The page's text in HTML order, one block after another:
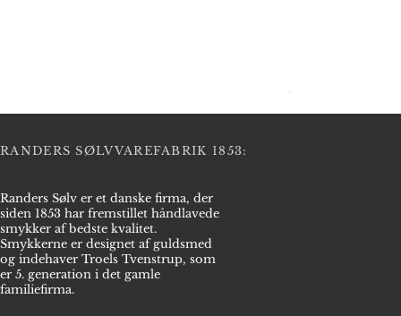
RANDERS SØLVVAREFABRIK 1853:
Randers Sølv er et danske firma, der
siden 1853 har fremstillet håndlavede
smykker af bedste kvalitet.
Smykkerne er designet af guldsmed
og indehaver Troels Tvenstrup, som
er 5. generation i det gamle
familiefirma.